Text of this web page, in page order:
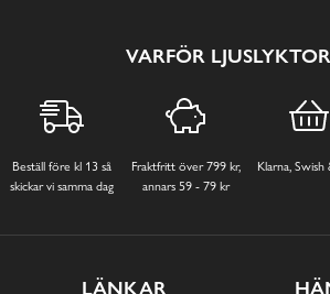
VARFÖR
Beställ före kl 13 så
skickar vi samma dag
Fraktfritt över 799 kr,
annars 59 - 79 kr
Klarna,
LÄNKAR